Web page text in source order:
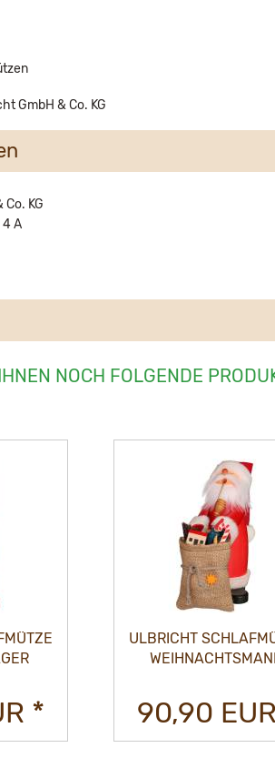
GmbH & Co. KG
KG
A
NOCH FOLGENDE
*
ULBRICHT
90,90